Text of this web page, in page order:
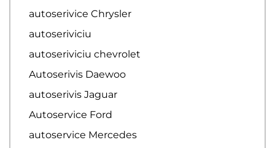
autoserivice Chrysler
autoseriviciu
autoseriviciu chevrolet
Autoserivis Daewoo
autoserivis Jaguar
Autoservice Ford
autoservice Mercedes